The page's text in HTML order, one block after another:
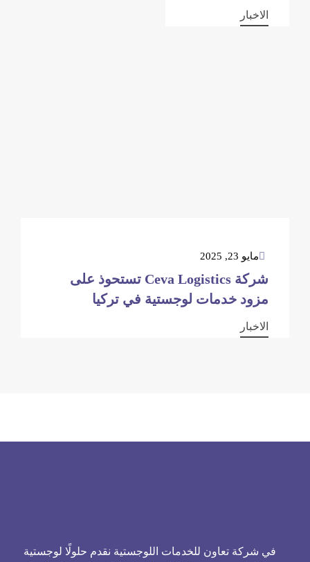
الاخبار
مايو 23, 2025
شركة Ceva Logistics تستحوذ على
مزود خدمات لوجستية في تركيا
الاخبار
في شركة تعاون للخدمات اللوجستية نقدم حلولًا لوجستية